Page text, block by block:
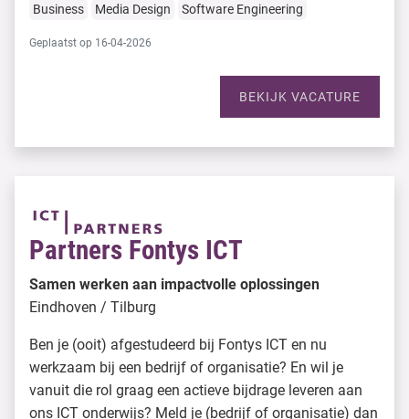
Business Media Design Software Engineering
Geplaatst op 16-04-2026
BEKIJK VACATURE
Partners Fontys ICT
Samen werken aan impactvolle oplossingen
Eindhoven / Tilburg
Ben je (ooit) afgestudeerd bij Fontys ICT en nu
werkzaam bij een bedrijf of organisatie? En wil je
vanuit die rol graag een actieve bijdrage leveren aan
ons ICT onderwijs? Meld je (bedrijf of organisatie) dan